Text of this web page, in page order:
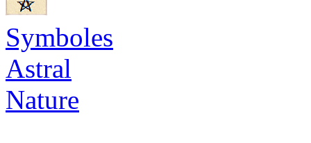
Symboles
Astral
Nature